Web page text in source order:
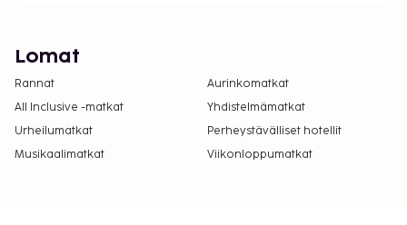
Lomat
Rannat
Aurinkomatkat
All Inclusive -matkat
Yhdistelmämatkat
Urheilumatkat
Perheystävälliset hotellit
Musikaalimatkat
Viikonloppumatkat